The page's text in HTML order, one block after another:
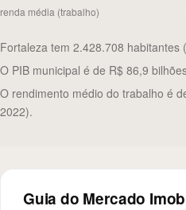
renda média (trabalho)
Fortaleza tem 2.428.708 habitantes
O PIB municipal é de R$ 86,9
O rendimento médio do trabalho é
2022).
Guia do Mercado